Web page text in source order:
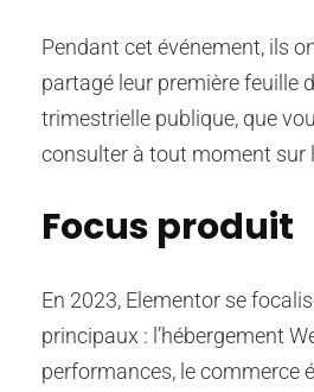
Pendant cet événement, ils
partagé leur première feuille
trimestrielle publique, que
consulter à tout moment sur
Focus produit
En 2023, Elementor se
principaux : l’hébergement
performances, le commerce